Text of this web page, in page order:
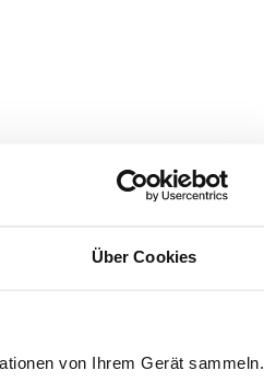
Über Cookies
von Ihrem Gerät sammeln.